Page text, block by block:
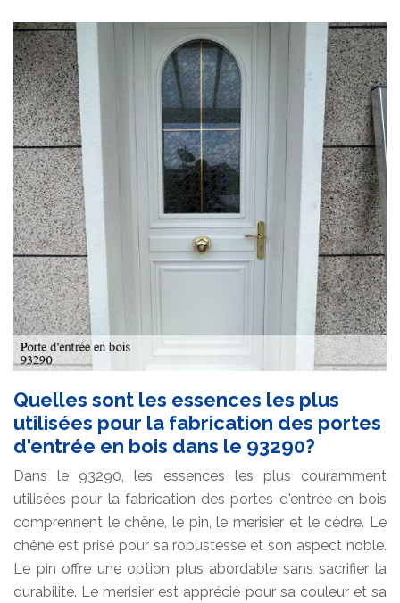
Quelles sont les essences les plus
utilisées pour la fabrication des portes
d'entrée en bois dans le 93290?
Dans le 93290, les essences les plus couramment
utilisées pour la fabrication des portes d'entrée en bois
comprennent le chêne, le pin, le merisier et le cèdre. Le
chêne est prisé pour sa robustesse et son aspect noble.
Le pin offre une option plus abordable sans sacrifier la
durabilité. Le merisier est apprécié pour sa couleur et sa